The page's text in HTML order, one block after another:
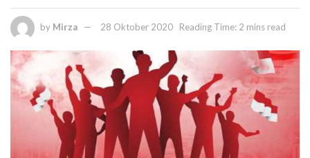
by Mirza 28 Oktober 2020 Reading Time: 2 mins read